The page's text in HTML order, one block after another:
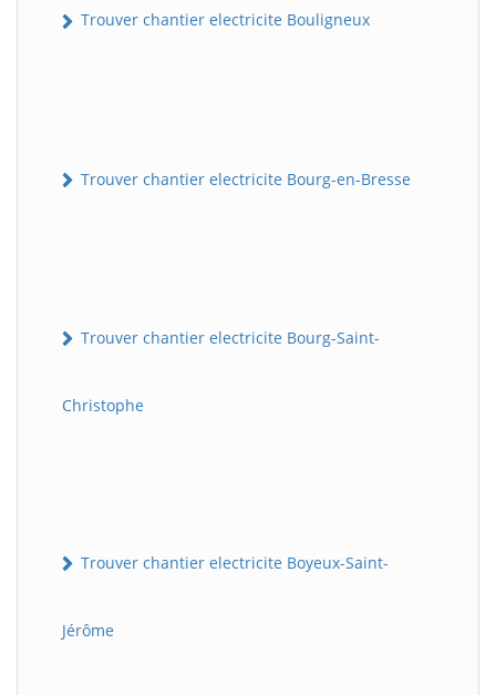
Trouver chantier electricite Bouligneux
Trouver chantier electricite Bourg-en-Bresse
Trouver chantier electricite Bourg-Saint-
Christophe
Trouver chantier electricite Boyeux-Saint-
Jérôme